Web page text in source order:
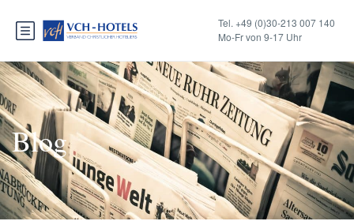
Tel. +49 (0)30-213 007 140
Mo-Fr von 9-17 Uhr
Blog